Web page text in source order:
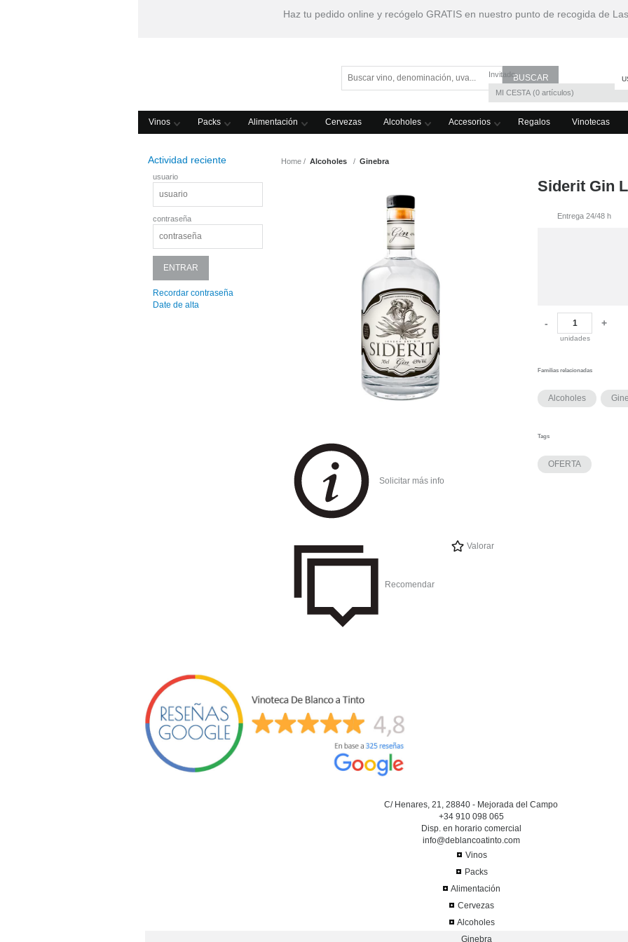
Haz tu pedido online y recógelo GRATIS en nuestro punto de recogida de
Invitado
MI CESTA 0 artículos
Vinos Packs Alimentación Cervezas Alcoholes Accesorios Regalos Vinotecas
Actividad reciente
usuario
contraseña
Recordar contraseña
Date de alta
Home Alcoholes Ginebra
Solicitar más info
Recomendar
Valorar
Siderit Gin
Entrega 24/48 h
-
unidades
+
Familias relacionadas
Alcoholes
Tags
OFERTA
C/ Henares, 21, 28840 - Mejorada del Campo
+34 910 098 065
Disp. en horario comercial
info@deblancoatinto.com
Vinos
Packs
Alimentación
Cervezas
Alcoholes
Ginebra